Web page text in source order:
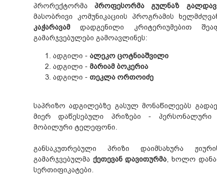
პრორექტორმაპროფესორმა გულნაზ
მასობრივი კომუნიკაციის პროგრამის
კაჭარავამდადგენილი კრიტერიუმებით
გამარჯვებულები გამოავლინეს:
ადგილი - ალეკო ცოტნიაშვილი
ადგილი - მარიამ ბოკერია
ადგილი - თეკლა ორთოიძე
საპრიზო ადგილებზე გასულ მონაწილეებს
მიერ დაწესებული პრიზები - პერსონალური
მობილური ტელეფონი.
განსაკუთრებული პრიზი დაიმსახურა
გამარჯვებულმა ქეთევან დავითურმა, ხოლო
სერთიფიკატები.